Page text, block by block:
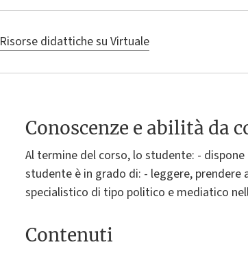
Risorse didattiche su Virtuale
Conoscenze e abilità da
Al termine del corso, lo studente: -
studente è in grado di: - leggere, prendere
specialistico di tipo politico e mediatico
Contenuti